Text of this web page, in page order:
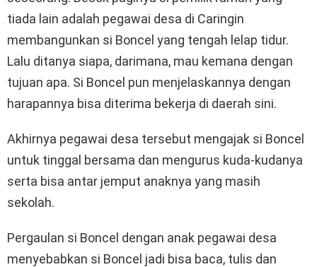
tiada lain adalah pegawai desa di Caringin
membangunkan si Boncel yang tengah lelap tidur.
Lalu ditanya siapa, darimana, mau kemana dengan
tujuan apa. Si Boncel pun menjelaskannya dengan
harapannya bisa diterima bekerja di daerah sini.
Akhirnya pegawai desa tersebut mengajak si Boncel
untuk tinggal bersama dan mengurus kuda-kudanya
serta bisa antar jemput anaknya yang masih
sekolah.
Pergaulan si Boncel dengan anak pegawai desa
menyebabkan si Boncel jadi bisa baca, tulis dan